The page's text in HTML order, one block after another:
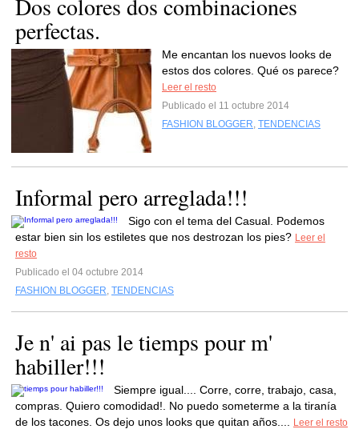
Dos colores dos combinaciones
perfectas.
Me encantan los nuevos looks de
estos dos colores. Qué os parece?
Leer el resto
Publicado el 11 octubre 2014
FASHION BLOGGER, TENDENCIAS
Informal pero arreglada!!!
Sigo con el tema del Casual. Podemos
estar bien sin los estiletes que nos destrozan los pies? Leer el
resto
Publicado el 04 octubre 2014
FASHION BLOGGER, TENDENCIAS
Je n' ai pas le tiemps pour m'
habiller!!!
Siempre igual.... Corre, corre, trabajo, casa,
compras. Quiero comodidad!. No puedo someterme a la tiranía
de los tacones. Os dejo unos looks que quitan años....
Leer el resto